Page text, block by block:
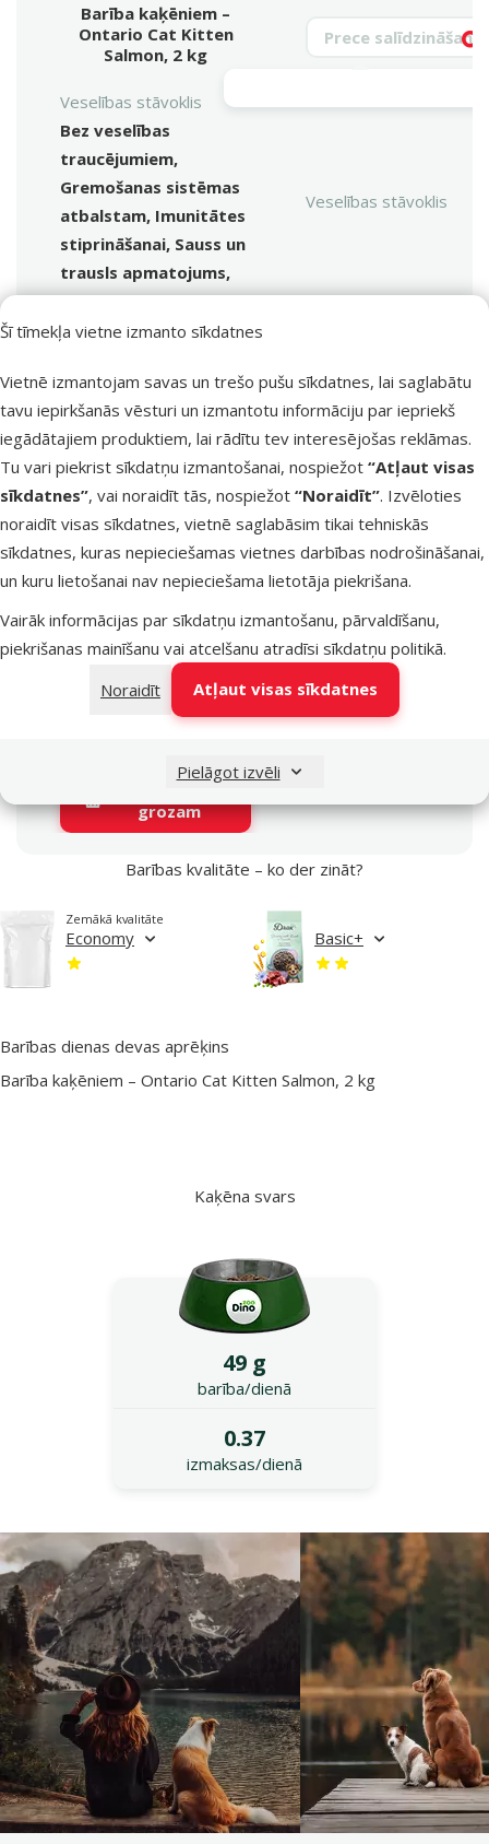
Šī tīmekļa vietne izmanto sīkdatnes
Vietnē izmantojam savas un trešo pušu sīkdatnes, lai saglabātu
tavu iepirkšanās vēsturi un izmantotu informāciju par iepriekš
iegādātajiem produktiem, lai rādītu tev interesējošas reklāmas.
Tu vari piekrist sīkdatņu izmantošanai, nospiežot “Atļaut visas
sīkdatnes”, vai noraidīt tās, nospiežot “Noraidīt”. Izvēloties
noraidīt visas sīkdatnes, vietnē saglabāsim tikai tehniskās
sīkdatnes, kuras nepieciešamas vietnes darbības nodrošināšanai,
un kuru lietošanai nav nepieciešama lietotāja piekrišana.
Vairāk informācijas par sīkdatņu izmantošanu, pārvaldīšanu,
piekrišanas mainīšanu vai atcelšanu atradīsi sīkdatņu politikā.
Noraidīt
Atļaut visas sīkdatnes
Pielāgot izvēli
Barība kaķēniem –
Ontario Cat Kitten
Salmon, 2 kg
Meklēt produktu
Veselības stāvoklis
Bez veselības
traucējumiem,
Gremošanas sistēmas
atbalstam, Imunitātes
stiprināšanai, Sauss un
trausls apmatojums,
Zobiem un kauliem
Veselības stāvoklis
Sastāvs un garšas
dārzeņi, Lasis, Rīsi,
Vistas gaļa
Sastāvs un garšas
Kvalitāte
⭐⭐⭐⭐
Superpremium
Kvalitāte
Produkta svars
2 kg
Produkta svars
Kaķa vecums
Kaķēns
Kastrētiem/sterilizētiem
Kastrētiem/
kaķiem
grozam
Barības kvalitāte – ko der zināt?
Economy
Zemākā kvalitāte
Basic+
Barības dienas devas aprēķins
Barība kaķēniem – Ontario Cat Kitten Salmon, 2 kg
Kaķēna svars
49 g
barība/dienā
0.37
izmaksas/dienā